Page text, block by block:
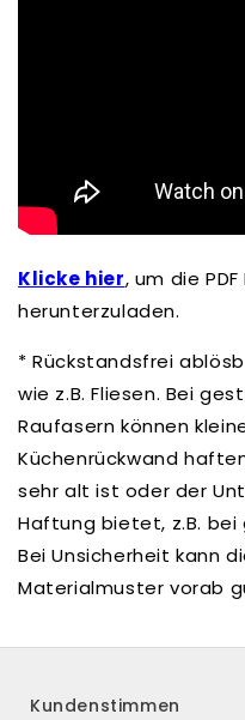
Klicke hier, um die
herunterzuladen.
* Rückstandsfrei
wie z.B. Fliesen. Bei
Raufasern können
Küchenrückwand
sehr alt ist oder der
Haftung bietet, z.B. bei
Bei Unsicherheit kann
Materialmuster vorab
Kundenstimmen